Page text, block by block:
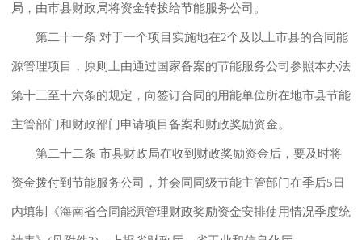
局，由市县财政局将资金转拨给节能服务公司。
第二十一条 对于一个项目实施地在2个及以上市县的合同能
源管理项目，原则上由通过国家备案的节能服务公司参照本办法
第十三至十六条的规定，向签订合同的用能单位所在地市县节能
主管部门和财政部门申请项目备案和财政奖励资金。
第二十二条 市县财政局在收到财政奖励资金后，要及时将
资金拨付到节能服务公司，并会同同级节能主管部门在季后5日
内填制《海南省合同能源管理财政奖励资金安排使用情况季度统